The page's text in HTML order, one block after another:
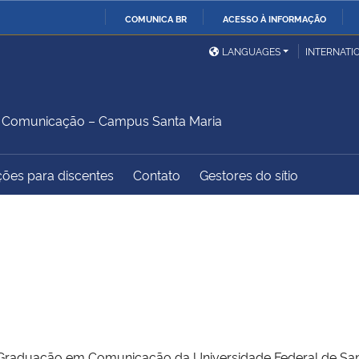
COMUNICA BR ACESSO À INFORMAÇÃO
Ministério da Defesa
Ministério das Relações
Exteriores
Ministério do
Controladoria-Geral da
LANGUAGES
– Campus Santa Maria
para discentes Contato Gestores do sítio